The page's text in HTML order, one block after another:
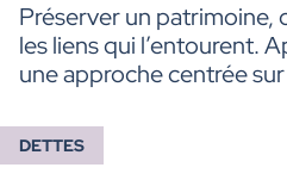
Préserver un patrimoine,
les liens qui l’entourent.
une approche centrée
intergénérationnel.
DETTES